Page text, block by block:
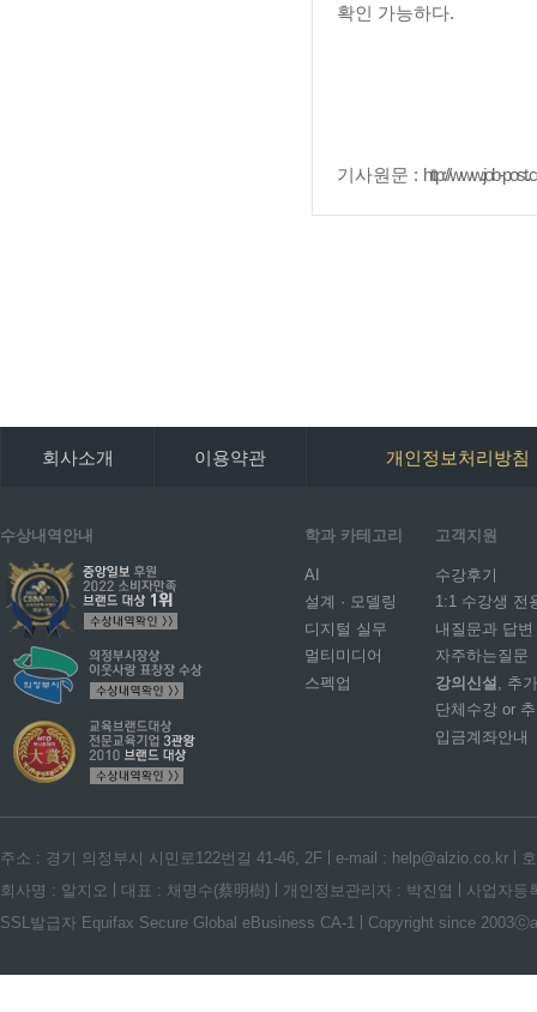
확인 가능하다.
기사원문 : http://www.job-
회사소개 이용약관 개인정보처리방침
수상내역안내 학과 카테고리
AI
설계 · 모델링
디지털 실무
멀티미디어
스펙업
고객지원
수강후기
1:1 수강생 전
내질문과 답변
자주하는질문
강의신설 , 추
단체수강 or
입금계좌안내
주소 : 경기 의정부시 시민로122번길 41-46, 2F e-mail : help@alzio.co.kr
회사명 : 알지오
대표 : 채명수(蔡明樹) 개인정보관리자 : 박진엽
사업자등
SSL발급자 Equifax Secure Global eBusiness CA-1
Copyright since